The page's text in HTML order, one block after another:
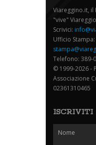
Viareggino.it, il
"vive"
Scrivici:
Ufficio Stampa:
Telefono: 389-
© 1999-2026 -
Associazione
02361310465
ISCRIVITI